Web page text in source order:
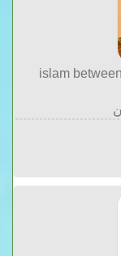
islam